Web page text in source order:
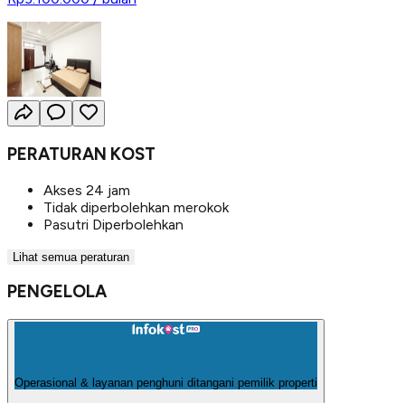
PERATURAN KOST
Akses 24 jam
Tidak diperbolehkan merokok
Pasutri Diperbolehkan
Lihat semua peraturan
PENGELOLA
Operasional & layanan penghuni ditangani pemilik properti